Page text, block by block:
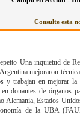
Consulte esta
Una inquietud de
mejoraron
y trabajan en mejorar
donantes de órganos
Alemania, Estados
de la UBA